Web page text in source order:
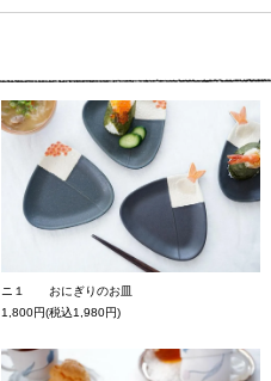
ニ１ おにぎりのお皿
1,800円(税込1,980円)